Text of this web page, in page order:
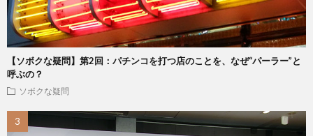
【ソボクな疑問】第2回：パチンコを打つ店のことを、なぜ“パーラー”と
呼ぶの？
ソボクな疑問